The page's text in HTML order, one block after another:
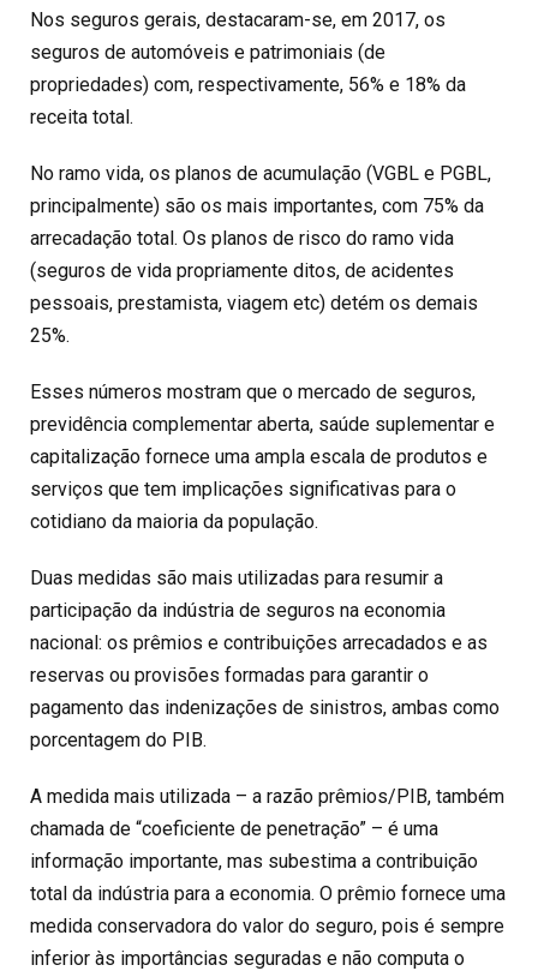
Nos seguros gerais, destacaram-se, em 2017, os
seguros de automóveis e patrimoniais (de
propriedades) com, respectivamente, 56% e 18% da
receita total.
No ramo vida, os planos de acumulação (VGBL e PGBL,
principalmente) são os mais importantes, com 75% da
arrecadação total. Os planos de risco do ramo vida
(seguros de vida propriamente ditos, de acidentes
pessoais, prestamista, viagem etc) detém os demais
25%.
Esses números mostram que o mercado de seguros,
previdência complementar aberta, saúde suplementar e
capitalização fornece uma ampla escala de produtos e
serviços que tem implicações significativas para o
cotidiano da maioria da população.
Duas medidas são mais utilizadas para resumir a
participação da indústria de seguros na economia
nacional: os prêmios e contribuições arrecadados e as
reservas ou provisões formadas para garantir o
pagamento das indenizações de sinistros, ambas como
porcentagem do PIB.
A medida mais utilizada – a razão prêmios/PIB, também
chamada de “coeficiente de penetração” – é uma
informação importante, mas subestima a contribuição
total da indústria para a economia. O prêmio fornece uma
medida conservadora do valor do seguro, pois é sempre
inferior às importâncias seguradas e não computa o